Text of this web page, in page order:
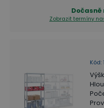
Zobrazit termíny
Kód: